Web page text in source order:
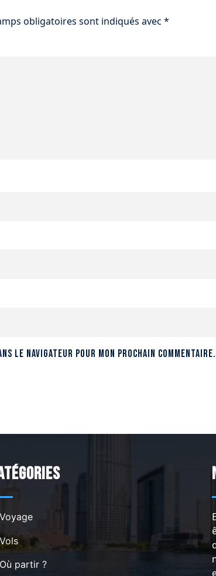
obligatoires sont indiqués avec *
le navigateur pour mon prochain commentaire.
Voyage
Vols
Où partir ?